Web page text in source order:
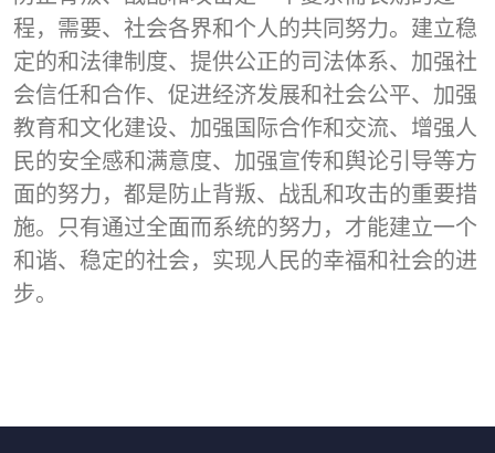
程，需要、社会各界和个人的共同努力。建立稳
定的和法律制度、提供公正的司法体系、加强社
会信任和合作、促进经济发展和社会公平、加强
教育和文化建设、加强国际合作和交流、增强人
民的安全感和满意度、加强宣传和舆论引导等方
面的努力，都是防止背叛、战乱和攻击的重要措
施。只有通过全面而系统的努力，才能建立一个
和谐、稳定的社会，实现人民的幸福和社会的进
步。